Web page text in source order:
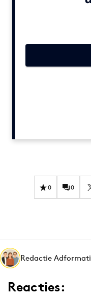
Gedragsverandering
Influencer marketing
Media
Merkstrategie
PR
Programmatic
0 0
Redactie
Reacties: